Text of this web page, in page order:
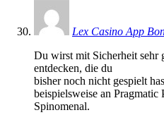
Lex Casino App
Du wirst mit Sicherheit sehr
entdecken, die du
bisher noch nicht gespielt
beispielsweise an Pragmatic
Spinomenal.